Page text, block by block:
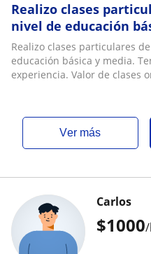
Realizo clases
nivel de educación
Realizo clases particulares
educación básica y media.
experiencia. Valor de clases
ver más
$1000
Carlos